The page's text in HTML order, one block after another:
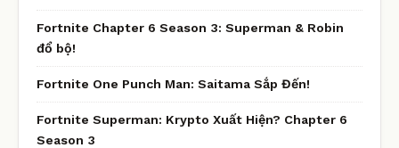
Fortnite Chapter 6 Season 3: Superman & Robin
đổ bộ!
Fortnite One Punch Man: Saitama Sắp Đến!
Fortnite Superman: Krypto Xuất Hiện? Chapter 6
Season 3